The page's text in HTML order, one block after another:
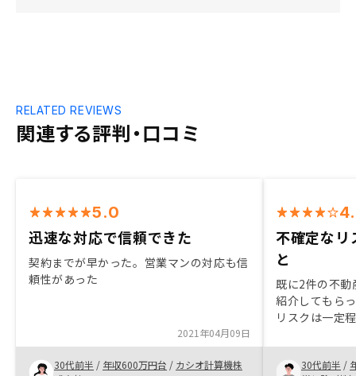
関連する評判・口コミ
RELATED REVIEWS
5.0
迅速な対応で信頼できた
契約までが早かった。営業マンの対応も信
頼性があった
2021年04月09日
30代前半 / 年収600万円台 / カシオ計算機株
不確定なリ
と
既に2件の不
紹介してもら
リスクは一定
り、購入を決
クが想定され
30代前半 /